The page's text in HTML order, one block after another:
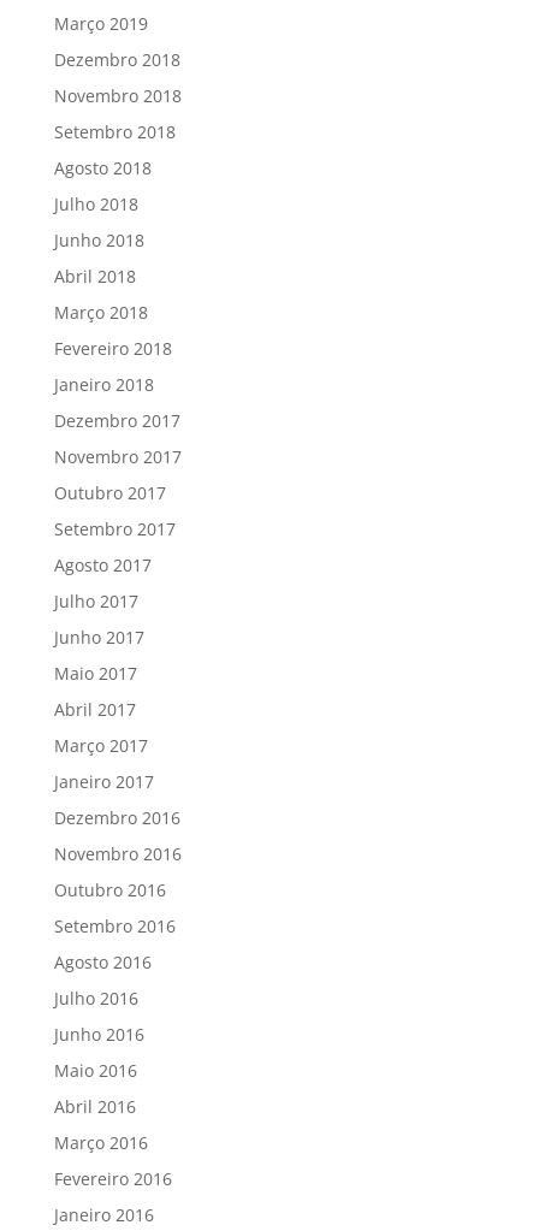
Março 2019
Dezembro 2018
Novembro 2018
Setembro 2018
Agosto 2018
Julho 2018
Junho 2018
Abril 2018
Março 2018
Fevereiro 2018
Janeiro 2018
Dezembro 2017
Novembro 2017
Outubro 2017
Setembro 2017
Agosto 2017
Julho 2017
Junho 2017
Maio 2017
Abril 2017
Março 2017
Janeiro 2017
Dezembro 2016
Novembro 2016
Outubro 2016
Setembro 2016
Agosto 2016
Julho 2016
Junho 2016
Maio 2016
Abril 2016
Março 2016
Fevereiro 2016
Janeiro 2016